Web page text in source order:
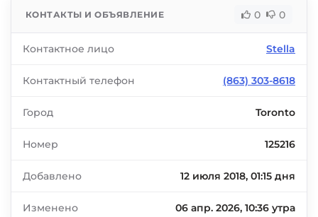
КОНТАКТЫ И ОБЪЯВЛЕНИЕ 0 0
Контактное лицо Stella
Контактный телефон (863) 303-8618
Город Toronto
Номер 125216
Добавлено 12 июля 2018, 01:15 дня
Изменено 06 апр. 2026, 10:36 утра